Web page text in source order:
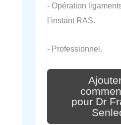
- Opération
l’instant RAS.
- Professionnel.
pour Dr